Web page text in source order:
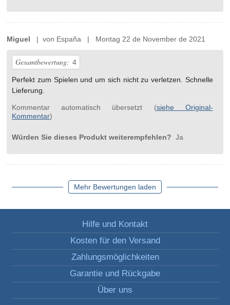
Miguel | von España | Montag 22 de November de 2021
Gesamtbewertung: 4
Perfekt zum Spielen und um sich nicht zu verletzen. Schnelle
Lieferung.
Kommentar automatisch übersetzt (siehe Original-
Kommentar)
Würden Sie dieses Produkt weiterempfehlen? Ja
Mehr Bewertungen laden
Hilfe und Kontakt
Kosten für den Versand
Zahlungsmöglichkeiten
Garantie und Rückgabe
Über uns